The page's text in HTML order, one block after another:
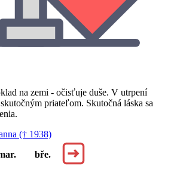
na zemi - očisťuje duše. V utrpení
priateľom. Skutočná láska sa
(† 1938)
bře.